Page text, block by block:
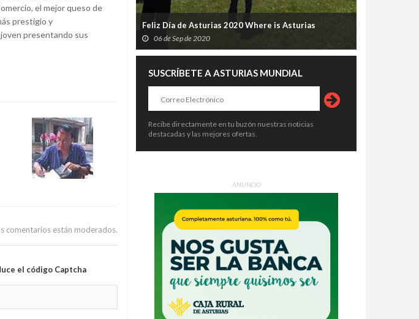
el mejor queso de
prestigio y
presentando sus
comentarios están moderados.
el código Captcha
Feliz Día de Asturias 2020 Where is Asturias
06 de Sep de 2020
SUSCRÍBETE A ASTURIAS MUNDIAL
Recibe directamente en tu buzón nuestras noticias
destacadas y las mejores ofertas.
ANUNCIO